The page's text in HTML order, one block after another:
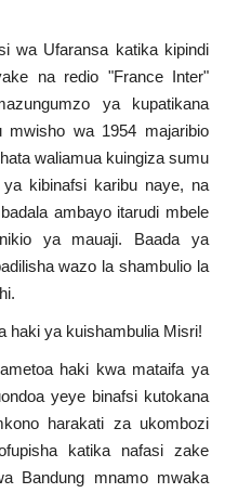
wa Ufaransa katika kipindi
na redio "France Inter"
ya kupatikana
mwisho wa 1954 majaribio
waliamua kuingiza sumu
kibinafsi karibu naye, na
ambayo itarudi mbele
ya mauaji. Baada ya
wazo la shambulio la
haki ya kuishambulia Misri!
haki kwa mataifa ya
yeye binafsi kutokana
harakati za ukombozi
katika nafasi zake
Bandung mnamo mwaka